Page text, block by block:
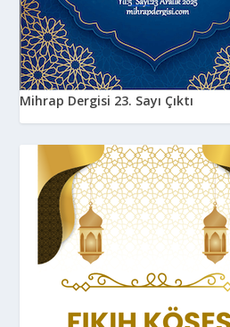
Mihrap Dergisi 23. Sayı Çıktı